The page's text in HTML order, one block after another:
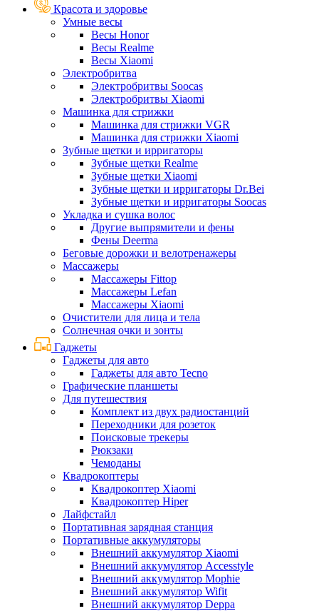
Красота и здоровье
Умные весы
Весы Honor
Весы Realme
Весы Xiaomi
Электробритва
Электробритвы Soocas
Электробритвы Xiaomi
Машинка для стрижки
Машинка для стрижки VGR
Машинка для стрижки Xiaomi
Зубные щетки и ирригаторы
Зубные щетки Realme
Зубные щетки Xiaomi
Зубные щетки и ирригаторы Dr.Bei
Зубные щетки и ирригаторы Soocas
Укладка и сушка волос
Другие выпрямители и фены
Фены Deerma
Беговые дорожки и велотренажеры
Массажеры
Массажеры Fittop
Массажеры Lefan
Массажеры Xiaomi
Очистители для лица и тела
Солнечная очки и зонты
Гаджеты
Гаджеты для авто
Гаджеты для авто Tecno
Графические планшеты
Для путешествия
Комплект из двух радиостанций
Переходники для розеток
Поисковые трекеры
Рюкзаки
Чемоданы
Квадрокоптеры
Квадрокоптер Xiaomi
Квадрокоптер Hiper
Лайфстайл
Портативная зарядная станция
Портативные аккумуляторы
Внешний аккумулятор Xiaomi
Внешний аккумулятор Accesstyle
Внешний аккумулятор Mophie
Внешний аккумулятор Wifit
Внешний аккумулятор Deppa